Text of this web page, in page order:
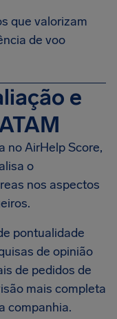
que valorizam
de voo
e
no AirHelp Score,
o
nos aspectos
pontualidade
de opinião
de pedidos de
mais completa
companhia.